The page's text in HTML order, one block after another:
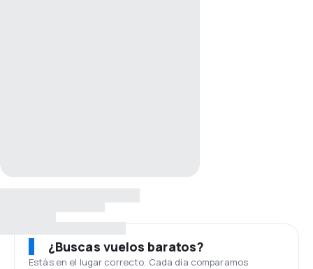
¿Buscas vuelos baratos?
Estás en el lugar correcto. Cada día comparamos